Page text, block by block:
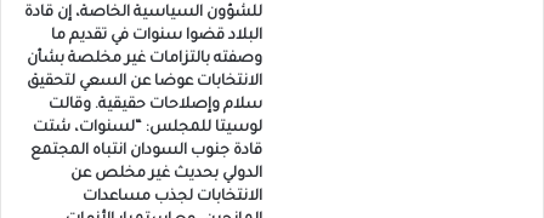
للشؤون السياسية الخاصة، إن قادة
البلاد قضوا سنوات في تقديم ما
وصفته بالتزامات غير مخلصة بشأن
الانتخابات عوضا عن السعي لتحقيق
سلام وإصلاحات حقيقية. وقالت
لوسيتا للمجلس: “لسنوات، شتت
قادة جنوب السودان انتباه المجتمع
الدولي بحديث غير مخلص عن
الانتخابات لجذب مساعدات